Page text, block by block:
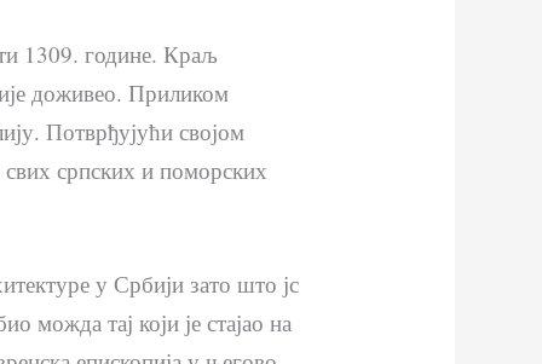
1309. године. Краљ
доживео. Приликом
Потврђујући својом
српских и поморских
у Србији зато што јс
можда тај који је стајао на